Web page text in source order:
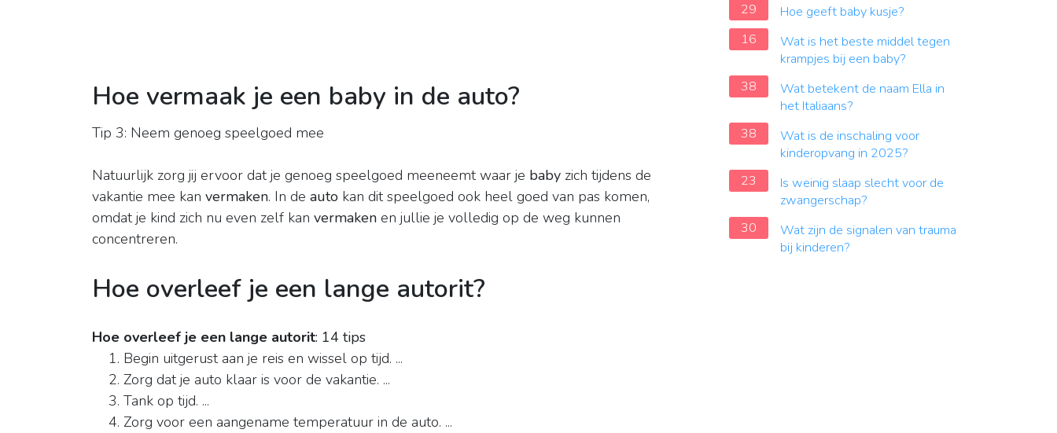
Hoe vermaak je een baby in de auto?
Tip 3: Neem genoeg speelgoed mee
Natuurlijk zorg jij ervoor dat je genoeg speelgoed meeneemt waar je baby zich tijdens de
vakantie mee kan vermaken. In de auto kan dit speelgoed ook heel goed van pas komen,
omdat je kind zich nu even zelf kan vermaken en jullie je volledig op de weg kunnen
concentreren.
Hoe overleef je een lange autorit?
Hoe overleef je een lange autorit: 14 tips
Begin uitgerust aan je reis en wissel op tijd. ...
Zorg dat je auto klaar is voor de vakantie. ...
Tank op tijd. ...
Zorg voor een aangename temperatuur in de auto. ...
29
Hoe geeft baby kusje?
16
Wat is het beste middel tegen
krampjes bij een baby?
38
Wat betekent de naam Ella in
het Italiaans?
38
Wat is de inschaling voor
kinderopvang in 2025?
23
Is weinig slaap slecht voor de
zwangerschap?
30
Wat zijn de signalen van trauma
bij kinderen?